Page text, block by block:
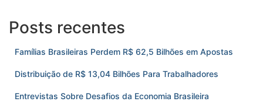
Posts recentes
Famílias Brasileiras Perdem R$ 62,5 Bilhões em Apostas
Distribuição de R$ 13,04 Bilhões Para Trabalhadores
Entrevistas Sobre Desafios da Economia Brasileira